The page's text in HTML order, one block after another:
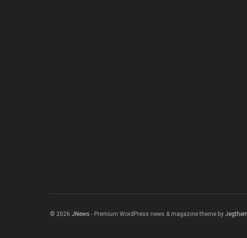
© 2026 JNews - Premium WordPress news & magazine theme by